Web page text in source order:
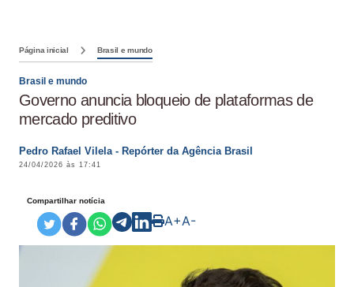
Página inicial Brasil e mundo
Brasil e mundo
Governo anuncia bloqueio de plataformas de
mercado preditivo
Pedro Rafael Vilela - Repórter da Agência Brasil
24/04/2026 às 17:41
Compartilhar notícia
A+A-